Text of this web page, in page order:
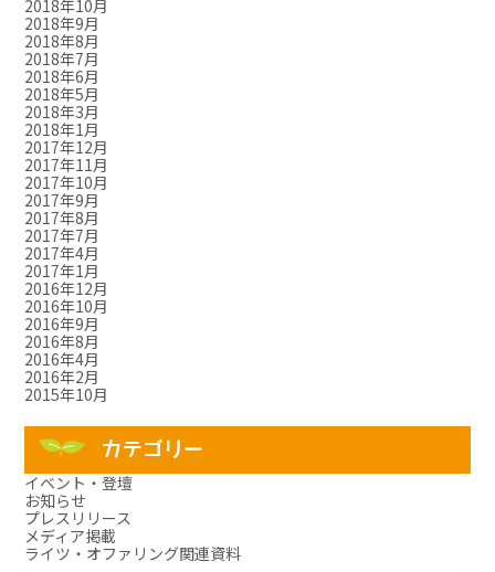
2018年10月
2018年9月
2018年8月
2018年7月
2018年6月
2018年5月
2018年3月
2018年1月
2017年12月
2017年11月
2017年10月
2017年9月
2017年8月
2017年7月
2017年4月
2017年1月
2016年12月
2016年10月
2016年9月
2016年8月
2016年4月
2016年2月
2015年10月
カテゴリー
イベント・登壇
お知らせ
プレスリリース
メディア掲載
ライツ・オファリング関連資料